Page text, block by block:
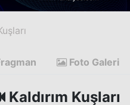
Foto Galeri
Kaldırım Kuşları